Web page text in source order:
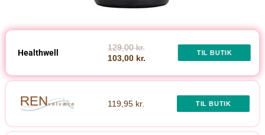
Healthwell
129,00 kr.
103,00 kr.
TIL BUTIK
119,95 kr. TIL BUTIK